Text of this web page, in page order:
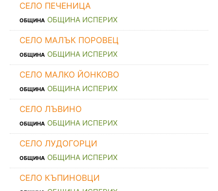
СЕЛО ПЕЧЕНИЦА
ОБЩИНА ОБЩИНА ИСПЕРИХ
СЕЛО МАЛЪК ПОРОВЕЦ
ОБЩИНА ОБЩИНА ИСПЕРИХ
СЕЛО МАЛКО ЙОНКОВО
ОБЩИНА ОБЩИНА ИСПЕРИХ
СЕЛО ЛЪВИНО
ОБЩИНА ОБЩИНА ИСПЕРИХ
СЕЛО ЛУДОГОРЦИ
ОБЩИНА ОБЩИНА ИСПЕРИХ
СЕЛО КЪПИНОВЦИ